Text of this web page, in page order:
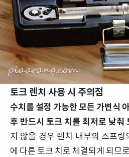
토크 렌치 사용 시 주의점
수치를 설정 가능한 모든 가변식
후 반드시 토크 치를 최저로 낮춰
지 않을 경우 렌치 내부의 스프링
에 다른 토크 치로 체결되게 되므